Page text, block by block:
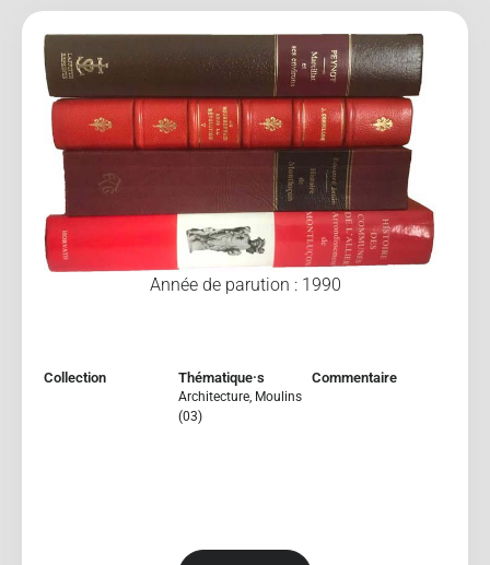
Année de parution : 1990
Collection Thématique·s
Architecture, Moulins
(03)
Commentaire